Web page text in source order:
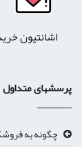
اشانتیون خرید
متداول
چگونه به فروشگاه